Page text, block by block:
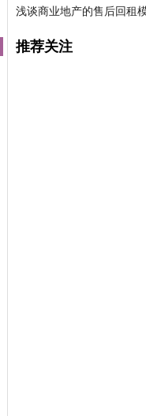
浅谈商业地产的售后回租
推荐关注